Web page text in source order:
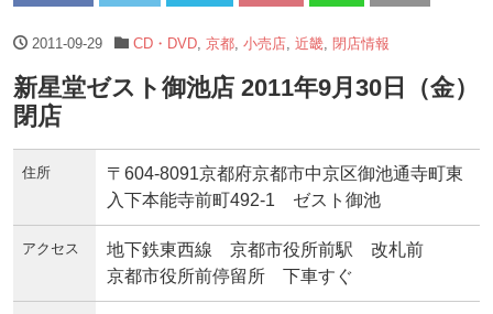
2011-09-29 CD・DVD, 京都, 小売店, 近畿, 閉店情報
新星堂ゼスト御池店 2011年9月30日（金）
閉店
住所
〒604-8091京都府京都市中京区御池通寺町東
入下本能寺前町492-1 ゼスト御池
アクセス
地下鉄東西線 京都市役所前駅 改札前
京都市役所前停留所 下車すぐ